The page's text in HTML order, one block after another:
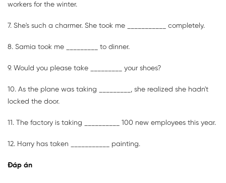
workers for the winter.
7. She's such a charmer. She took me ___________ completely.
8. Samia took me _________ to dinner.
9. Would you please take _________ your shoes?
10. As the plane was taking _________, she realized she hadn't
locked the door.
11. The factory is taking __________ 100 new employees this year.
12. Harry has taken ___________ painting.
Đáp án